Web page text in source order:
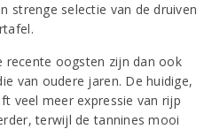
strenge selectie van de druiven
recente oogsten zijn dan ook
van oudere jaren. De huidige,
veel meer expressie van rijp
terwijl de tannines mooi